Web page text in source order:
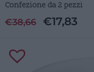
Confezione da 2 pezzi
€38,66 €17,83